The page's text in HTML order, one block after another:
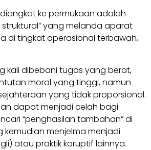
ke permukaan adalah
struktural” yang melanda aparat
di tingkat operasional terbawah,
kali dibebani tugas yang berat,
moral yang tinggi, namun
yang tidak proporsional.
dapat menjadi celah bagi
“penghasilan tambahan” di
kemudian menjelma menjadi
atau praktik koruptif lainnya.